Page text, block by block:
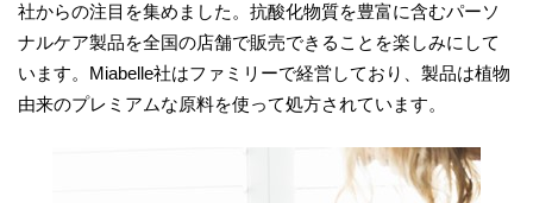
社からの注目を集めました。抗酸化物質を豊富に含むパーソ
ナルケア製品を全国の店舗で販売できることを楽しみにして
います。Miabelle社はファミリーで経営しており、製品は植物
由来のプレミアムな原料を使って処方されています。